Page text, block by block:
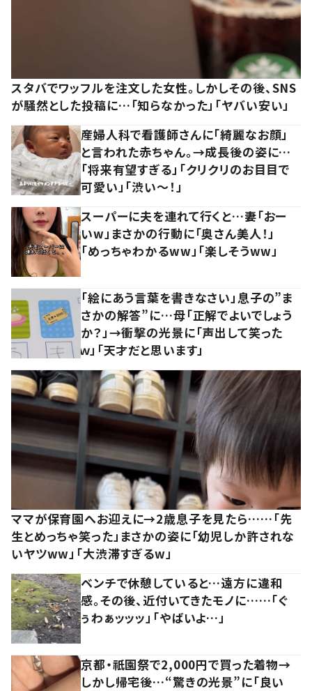
スタバでワッフルを注文した女性。しかしその後、SNS
が騒然とした投稿に…「知らなかった」「ヤバい安い」
産婦人科で看護師さんに「綺麗なお顔」
と言われた赤ちゃん。→成長後の姿に…
「将来有望すぎる」「クリクリのお目目で
可愛い」「渋い～！」
スーパーに夫を連れて行くと…妻「おー
いw」まさかの行動に「奥さん美人！」
「めっちゃわかるww」「楽しそうww」
「絵にあう言葉を書きなさい」息子の”ま
さかの解答”に…母「正解でよいでしょう
か？」→衝撃の光景に「声出して笑った
ｗ」「天才だと思います」
ママが保育園へお迎えに→2歳息子を見たら……「先
生とめっちゃ笑った」まさかの姿に「幼児しか許されな
いヤツww」「大渋滞すぎるw」
ベンチで休憩していると…遠方に違和
感。その後、近付いてきたモノに……「ぐ
ぅわぁッッッ」「やばいよ…」
京都・祇園祭で2,000円で買った着物→
しかし帰宅後…“驚きの光景”に「良い